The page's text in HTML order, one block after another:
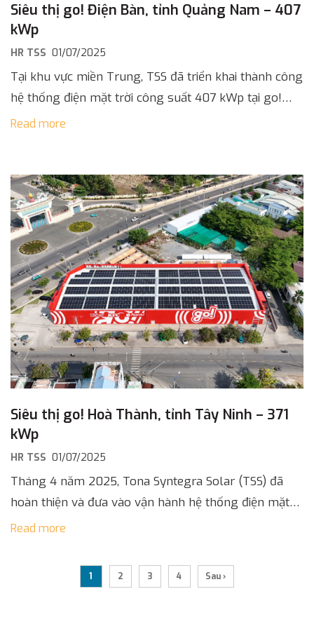
Siêu thị go! Điện Bàn, tỉnh Quảng Nam – 407
kWp
HR TSS 01/07/2025
Tại khu vực miền Trung, TSS đã triển khai thành công
hệ thống điện mặt trời công suất 407 kWp tại go!
Điện Bàn vào tháng 6, năm 2025. Đây [...]
Read more
Siêu thị go! Hoà Thành, tỉnh Tây Ninh – 371
kWp
HR TSS 01/07/2025
Tháng 4 năm 2025, Tona Syntegra Solar (TSS) đã
hoàn thiện và đưa vào vận hành hệ thống điện mặt
trời áp mái công suất 371 kWp tại siêu thị [...]
Read more
1 2 3 4 Sau ›